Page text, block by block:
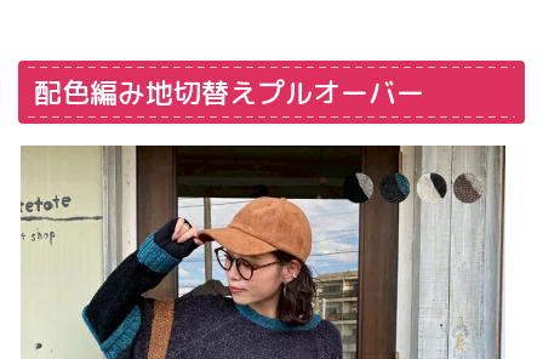
配色編み地切替えプルオーバー